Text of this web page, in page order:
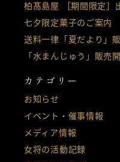
柏髙島屋 ［期間限定］
七夕限定菓子のご案内
送料一律「夏だより」
「水まんじゅう」販売
カテゴリー
お知らせ
イベント・催事情報
メディア情報
女将の活動記録